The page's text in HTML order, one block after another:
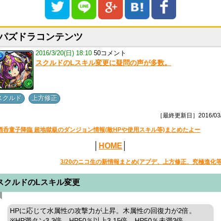
ズドラコンテンツ
2016/3/20(日) 18:10 50コメント
スクルドのLスキル変更に疑問の声が多数。
クルド 上方修正
［最終更新日］2016/
呑童子降臨 超地獄級のダンジョン情報(敵HPや使用スキル等)まとめたよー
HOME
3/20のニコ生の新情報まとめ(アプデ、上方修正、究極進化
クルドのLスキル変更
HPに応じて水属性の攻撃力が上昇。木属性の回復力が2倍。